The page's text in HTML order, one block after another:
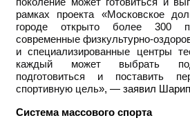
рамках проекта «Московское
городе открыто более 300
современные физкультурно-
и специализированные центры
каждый может выбрать
подготовиться и поставить
спортивную цель», — заявил
Система массового спорта